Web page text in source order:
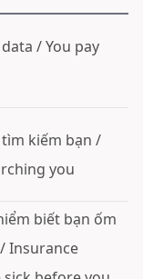
/ You pay
kiếm bạn /
you
biết bạn ốm
Insurance